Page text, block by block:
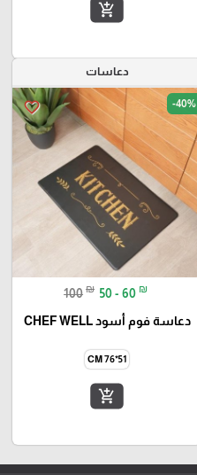
add_shopping_cart
دعاسات
favorite_border -40%
100 ₪ 50 - 60 ₪
دعاسة فوم أسود CHEF WELL
51*76 CM
add_shopping_cart